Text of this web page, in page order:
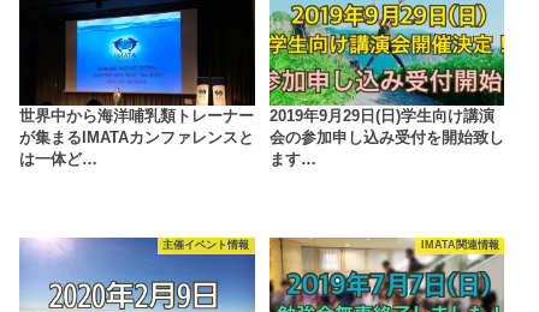
世界中から海洋哺乳類トレーナー
が集まるIMATAカンファレンスと
は一体ど…
2019年9月29日(日)学生向け講演
会の参加申し込み受付を開始致し
ます…
主催イベント情報 IMATA関連情報